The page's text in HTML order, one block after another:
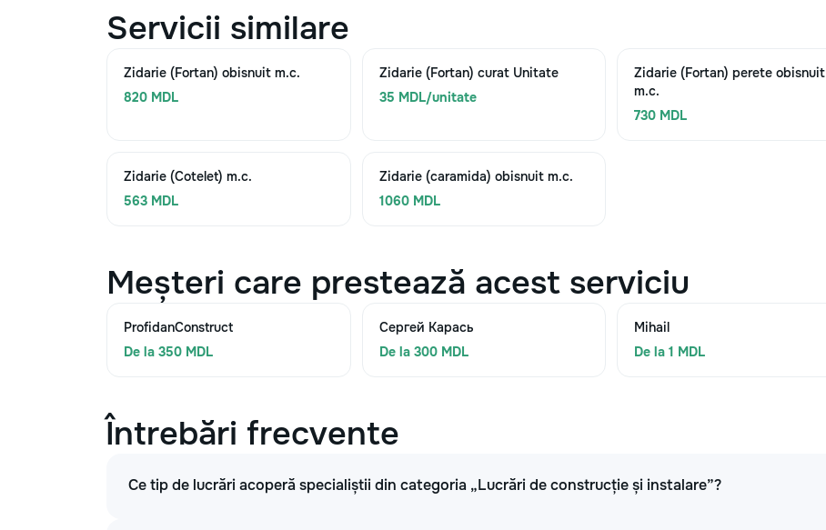
Servicii similare
Zidarie (Fortan) obisnuit m.c.
820 MDL
Zidarie (Fortan) curat Unitate
35 MDL/unitate
Zidarie (Fortan) perete obisnuit
m.c.
730 MDL
Zidarie (Cotelet) m.c.
563 MDL
Zidarie (caramida) obisnuit m.c.
1060 MDL
Meșteri care prestează acest serviciu
ProfidanConstruct
De la 350 MDL
Сергей Карась
De la 300 MDL
Mihail
De la 1 MDL
Întrebări frecvente
Ce tip de lucrări acoperă specialiștii din categoria „Lucrări de construcție și instalare”?